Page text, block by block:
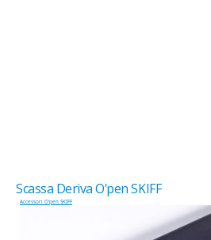
Scassa Deriva O'pen SKIFF
Accessori O'pen SKIFF